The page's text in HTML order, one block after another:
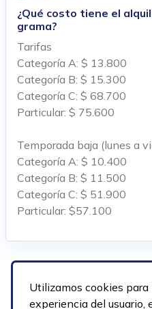
Utilizamos cookies para
experiencia del usuario,
¿Qué costo tiene el
grama?
Tarifas
Categoría A: $ 13.800
Categoría B: $ 15.300
Categoría C: $ 68.700
Particular: $ 75.600
Temporada baja (lunes a
Categoría A: $ 10.400
Categoría B: $ 11.500
Categoría C: $ 51.900
Particular: $57.100